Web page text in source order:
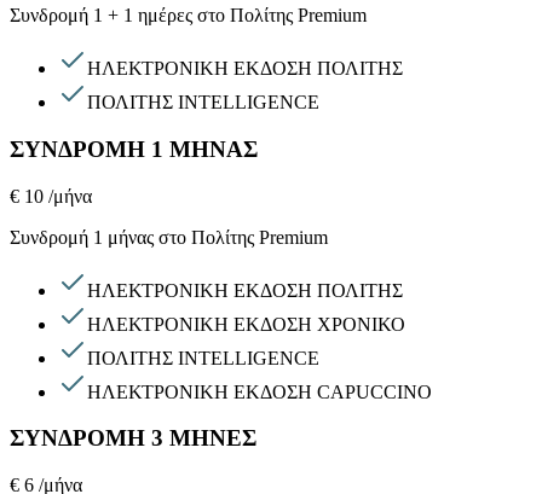
Συνδρομή 1 + 1 ημέρες στο Πολίτης Premium
ΗΛΕΚΤΡΟΝΙΚΗ ΕΚΔΟΣΗ ΠΟΛΙΤΗΣ
ΠΟΛΙΤΗΣ INTELLIGENCE
ΣΥΝΔΡΟΜΗ 1 ΜΗΝΑΣ
€ 10 /μήνα
Συνδρομή 1 μήνας στο Πολίτης Premium
ΗΛΕΚΤΡΟΝΙΚΗ ΕΚΔΟΣΗ ΠΟΛΙΤΗΣ
ΗΛΕΚΤΡΟΝΙΚΗ ΕΚΔΟΣΗ ΧΡΟΝΙΚΟ
ΠΟΛΙΤΗΣ INTELLIGENCE
ΗΛΕΚΤΡΟΝΙΚΗ ΕΚΔΟΣΗ CAPUCCINO
ΣΥΝΔΡΟΜΗ 3 ΜΗΝΕΣ
€ 6 /μήνα